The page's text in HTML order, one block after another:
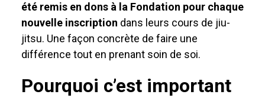
été remis en dons à la Fondation pour chaque
nouvelle inscription dans leurs cours de jiu-
jitsu. Une façon concrète de faire une
différence tout en prenant soin de soi.
Pourquoi c’est important